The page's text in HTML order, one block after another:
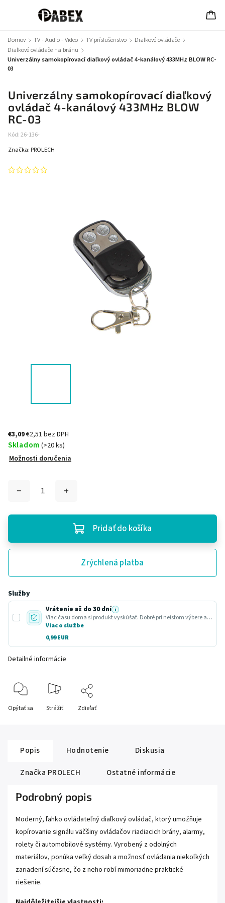
Domov / TV - Audio - Video / TV príslušenstvo / Diaľkové ovládače /
Diaľkové ovládače na bránu /
Univerzálny samokopírovací diaľkový ovládač 4-kanálový 433MHz BLOW RC-
03
Univerzálny samokopírovací diaľkový
ovládač 4-kanálový 433MHz BLOW
RC-03
Kód:26-136-
Značka: PROLECH
€3,09€2,51 bez DPH
Skladom (>20 ks)
Možnosti doručenia
Pridať do košíka
Zrýchlená platba
Služby
Vrátenie až do 30 dní i
Viac času doma si produkt vyskúšať. Dobré pri neistom výbere alebo darčeku.
Viac o službe
0,99 EUR
Detailné informácie
Opýtať sa Strážiť Zdieľať
Popis Hodnotenie
Diskusia
Značka PROLECH Ostatné informácie
Podrobný popis
Moderný, ľahko ovládateľný diaľkový ovládač, ktorý umožňuje
kopírovanie signálu väčšiny ovládačov riadiacich brány, alarmy,
rolety či automobilové systémy. Vyrobený z odolných
materiálov, ponúka veľký dosah a možnosť ovládania niekoľkých
zariadení súčasne, čo z neho robí mimoriadne praktické
riešenie.